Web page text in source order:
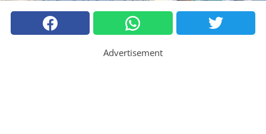
Advertisement